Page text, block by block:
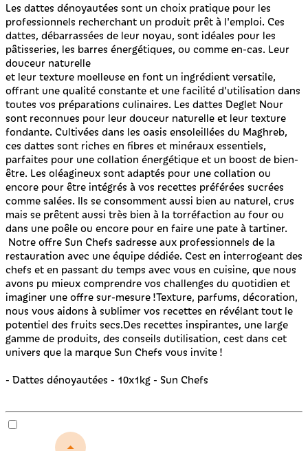
Les dattes dénoyautées sont un choix pratique pour les
professionnels recherchant un produit prêt à l'emploi. Ces
dattes, débarrassées de leur noyau, sont idéales pour les
pâtisseries, les barres énergétiques, ou comme en-cas. Leur
douceur naturelle
et leur texture moelleuse en font un ingrédient versatile,
offrant une qualité constante et une facilité d'utilisation dans
toutes vos préparations culinaires. Les dattes Deglet Nour
sont reconnues pour leur douceur naturelle et leur texture
fondante. Cultivées dans les oasis ensoleillées du Maghreb,
ces dattes sont riches en fibres et minéraux essentiels,
parfaites pour une collation énergétique et un boost de bien-
être. Les oléagineux sont adaptés pour une collation ou
encore pour être intégrés à vos recettes préférées sucrées
comme salées. Ils se consomment aussi bien au naturel, crus
mais se prêtent aussi très bien à la torréfaction au four ou
dans une poêle ou encore pour en faire une pate à tartiner.
Notre offre Sun Chefs sadresse aux professionnels de la
restauration avec une équipe dédiée. Cest en interrogeant des
chefs et en passant du temps avec vous en cuisine, que nous
avons pu mieux comprendre vos challenges du quotidien et
imaginer une offre sur-mesure !Texture, parfums, décoration,
nous vous aidons à sublimer vos recettes en révélant tout le
potentiel des fruits secs.Des recettes inspirantes, une large
gamme de produits, des conseils dutilisation, cest dans cet
univers que la marque Sun Chefs vous invite !
- Dattes dénoyautées - 10x1kg - Sun Chefs